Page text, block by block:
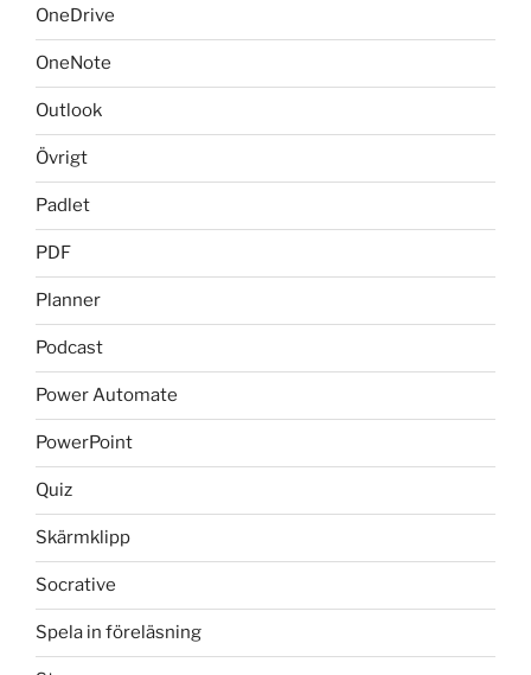
OneDrive
OneNote
Outlook
Övrigt
Padlet
PDF
Planner
Podcast
Power Automate
PowerPoint
Quiz
Skärmklipp
Socrative
Spela in föreläsning